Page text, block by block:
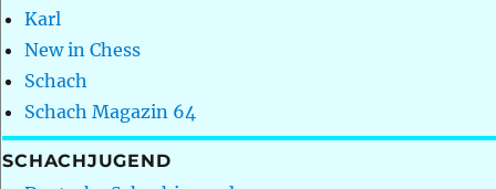
Karl
New in Chess
Schach
Schach Magazin 64
SCHACHJUGEND